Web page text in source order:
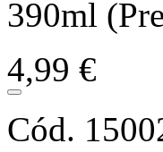
390ml
4,99 €
Cód.